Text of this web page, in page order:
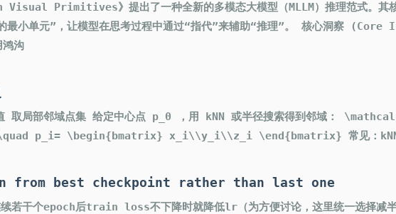
Primitives》提出了一种全新的多模态大模型（MLLM）推理范式。其核
的最小单元”，让模型在思考过程中通过“指代”来辅助“推理”。 核心洞察
鸿沟
值 取局部邻域点集 给定中心点 p_0 ，用 kNN 或半径搜索得到邻域：
p_i= \begin{bmatrix} x_i\\y_i\\z_i \end{bmatrix} 常见：kNN
from best checkpoint rather than last one
续若干个epoch后train loss不下降时就降低lr（为方便讨论，这里统一选择减